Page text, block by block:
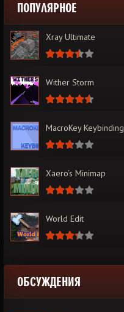
ПОПУЛЯРНОЕ
Xray Ultimate
Wither Storm
MacroKey Keybinding
Xaero’s Minimap
World Edit
ОБСУЖДЕНИЯ